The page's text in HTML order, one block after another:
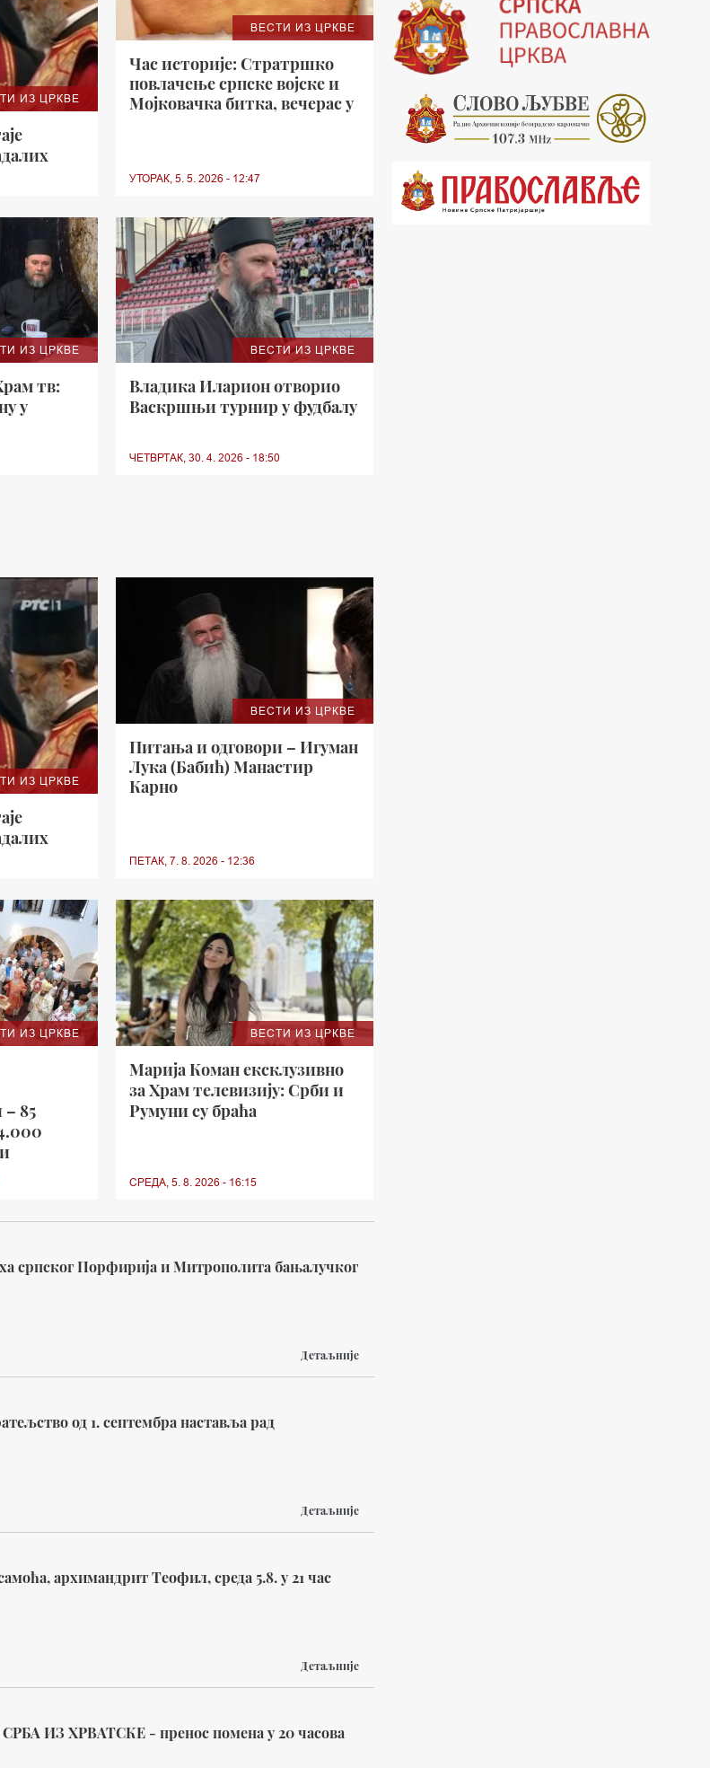
ИЗ ЦРКВЕ
ВЕСТИ ИЗ ЦРКВЕ
Час историје: Стратршко
повлачење српске војске и
Мојковачка битка, вечерас у
УТОРАК, 5. 5. 2026 - 12:47
ИЗ ЦРКВЕ
тв:
у
ВЕСТИ ИЗ ЦРКВЕ
Владика Иларион отворио
Васкршњи турнир у фудбалу
ЧЕТВРТАК, 30. 4. 2026 - 18:50
ИЗ ЦРКВЕ
ВЕСТИ ИЗ ЦРКВЕ
Питања и одговори – Игуман
Лука (Бабић) Манастир
Карно
ПЕТАК, 7. 8. 2026 - 12:36
ИЗ ЦРКВЕ
85
ВЕСТИ ИЗ ЦРКВЕ
Марија Коман ексклузивно
за Храм телевизију: Срби и
Румуни су браћа
СРЕДА, 5. 8. 2026 - 16:15
српског Порфирија и Митрополита бањалучког
Детаљније
од 1. септембра наставља рад
Детаљније
архимандрит Теофил, среда 5.8. у 21 час
Детаљније
ИЗ ХРВАТСКЕ - пренос помена у 20 часова
19.03 Млади у Цркви
19.30 Вечерње молитве
20.00 Вести из Цркве
20.15 Реч архијереја
20.30 Хроника Архиепископије
21.03 Врлинослов
22.03 Црквена предавања и трибине